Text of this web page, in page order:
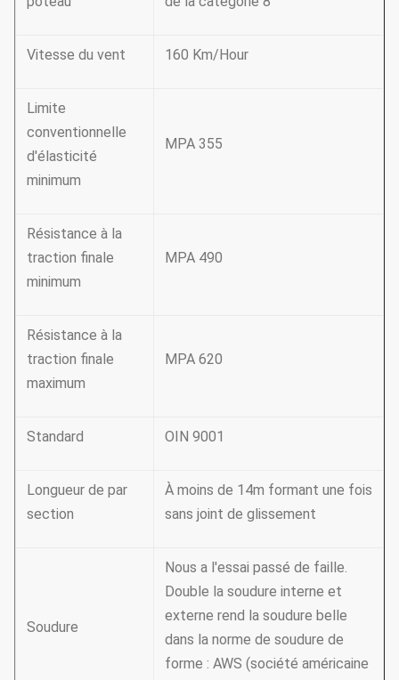
Vitesse du vent 160 Km/Hour
Limite
conventionnelle
d'élasticité
minimum
MPA 355
Résistance à la
traction finale
minimum
MPA 490
Résistance à la
traction finale
maximum
MPA 620
Standard OIN 9001
Longueur de par
section
À moins de 14m formant une fois
sans joint de glissement
Soudure
Nous a l'essai passé de faille.
Double la soudure interne et
externe rend la soudure belle
dans la norme de soudure de
forme : AWS (société américaine